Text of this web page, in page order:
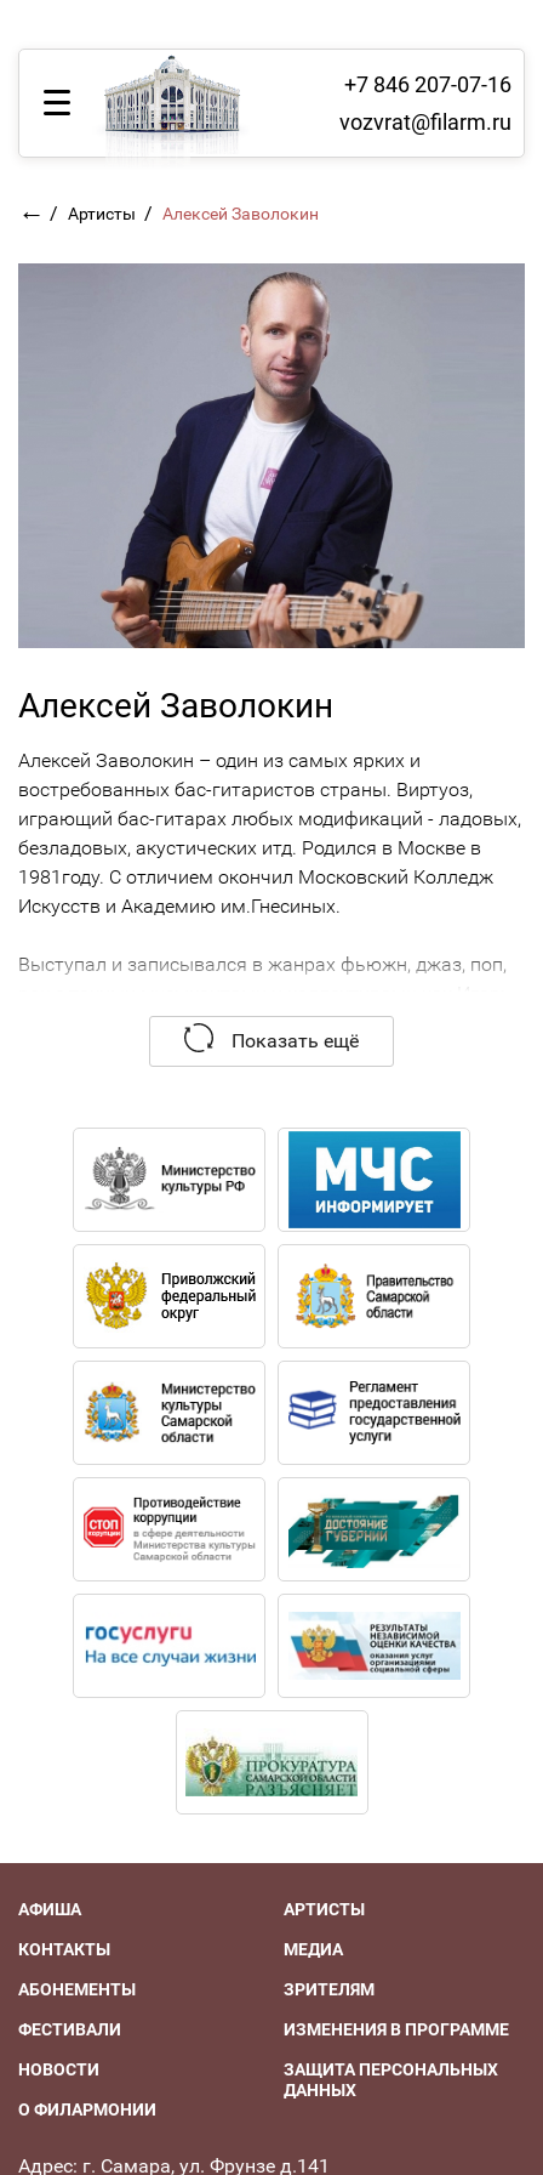
+7 846 207-07-16
vozvrat@filarm.ru
← / Артисты / Алексей Заволокин
Алексей Заволокин
Алексей Заволокин – один из самых ярких и
востребованных бас-гитаристов страны. Виртуоз,
играющий бас-гитарах любых модификаций - ладовых,
безладовых, акустических итд. Родился в Москве в
1981году. С отличием окончил Московский Колледж
Искусств и Академию им.Гнесиных.
Выступал и записывался в жанрах фьюжн, джаз, поп,
Бутман, Олег Бутман, Вячеслав Горский, Сергей
Манукян, Дмитрий Четвергов, «Фонограф джаз-бэнд»,
Наталия Власова, Оскар Кучера, Алексей Чумаков,
Тимур Родригез, Сергей Волчков, Алексей
Глызин,Валерий Сюткин, Евгений Маргулис, Лариса
Долина,Сергей Куприк, Максим Леонидов,Владимир
Пресняков, Евгений Григорьев.
С 2005 по 2009 год – постоянный участник smooth-jazz
группы «Транс-Атлантик», в составе которой играл со
звездами мировой джазовой сцены, среди которых Eric
Marienthal, Dave Koz, Richard Elliott, Jeff Lorber , Will
Kennedy , Phil Perry. В 2017 году выпустил дебютный
сольный альбом авторской музыки "АЗарт" на лейбле
Арт бит.
Принимал участие в Международных фестивалях:
«Vokal-total 2003», «Джазовая провинция-2003″, «Джаз
в саду Эрмитаж» (2004, 2008, 2010, 2011), «Евразия»
(Оренбург, 2004, 2007), «Усадьба Джаз» (2005, 2007,
2008, 2011,2018) «Джаз над Волгой» (Ярославль, 2007),
«Jazz parade» (2005, Швейцария), «Rainbow Jazz
Festival» (г.Тарту, Эстония, 2007), «BazzDay» (2007,
2010,2013,2016),Koktebel jazz party(2014).
Гастролировал в Израиле, Австрии, Германии,
Швейцарии, Люксембурге, Сингапуре, ОАЭ,Катаре,
Показать ещё
АФИША
КОНТАКТЫ
АБОНЕМЕНТЫ
ФЕСТИВАЛИ
НОВОСТИ
О ФИЛАРМОНИИ
АРТИСТЫ
МЕДИА
ЗРИТЕЛЯМ
ИЗМЕНЕНИЯ В ПРОГРАММЕ
ЗАЩИТА ПЕРСОНАЛЬНЫХ
ДАННЫХ
Адрес: г. Самара, ул. Фрунзе д.141